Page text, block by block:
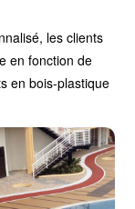
les clients
en fonction de
en bois-plastique